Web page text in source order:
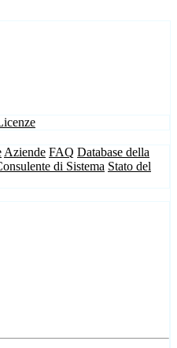
Aziende FAQ Database della
di Sistema Stato del